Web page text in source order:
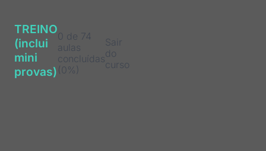
TREINO
(inclui
mini
provas)
0 de 74
aulas
concluídas
(0%)
Sair
do
curso